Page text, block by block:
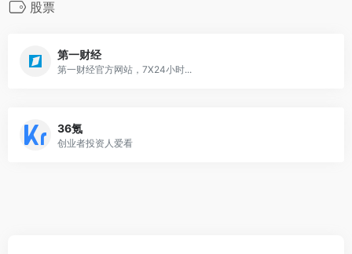
股票
第一财经
第一财经官方网站，7X24小时...
36氪
创业者投资人爱看